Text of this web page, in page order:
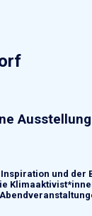
Ausstellung
und der